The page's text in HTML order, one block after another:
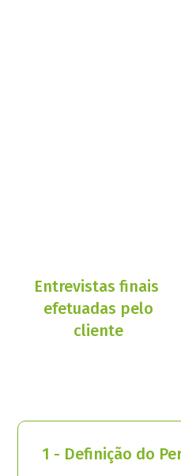
Entrevistas finais
efetuadas pelo
cliente
1 - Definição do